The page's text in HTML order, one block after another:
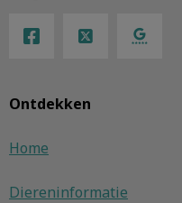
Ontdekken
Home
Diereninformatie